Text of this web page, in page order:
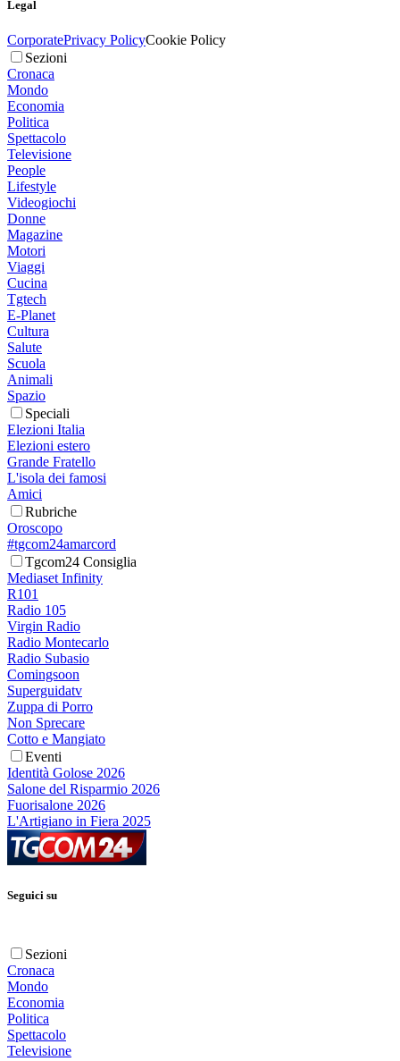
Legal
CorporatePrivacy PolicyCookie Policy
Sezioni
Cronaca
Mondo
Economia
Politica
Spettacolo
Televisione
People
Lifestyle
Videogiochi
Donne
Magazine
Motori
Viaggi
Cucina
Tgtech
E-Planet
Cultura
Salute
Scuola
Animali
Spazio
Speciali
Elezioni Italia
Elezioni estero
Grande Fratello
L'isola dei famosi
Amici
Rubriche
Oroscopo
#tgcom24amarcord
Tgcom24 Consiglia
Mediaset Infinity
R101
Radio 105
Virgin Radio
Radio Montecarlo
Radio Subasio
Comingsoon
Superguidatv
Zuppa di Porro
Non Sprecare
Cotto e Mangiato
Eventi
Identità Golose 2026
Salone del Risparmio 2026
Fuorisalone 2026
L'Artigiano in Fiera 2025
Seguici su
Sezioni
Cronaca
Mondo
Economia
Politica
Spettacolo
Televisione